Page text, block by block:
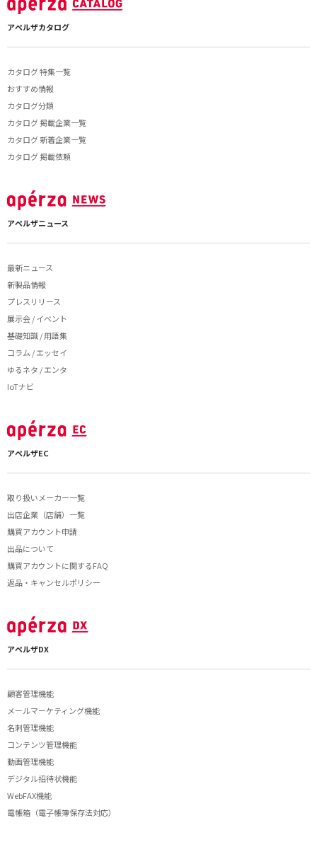
アペルザカタログ
カタログ 特集一覧
おすすめ情報
カタログ分類
カタログ 掲載企業一覧
カタログ 新着企業一覧
カタログ 掲載依頼
アペルザニュース
最新ニュース
新製品情報
プレスリリース
展示会 / イベント
基礎知識 / 用語集
コラム / エッセイ
ゆるネタ / エンタ
IoTナビ
アペルザEC
取り扱いメーカー一覧
出店企業（店舗）一覧
購買アカウント申請
出品について
購買アカウントに関するFAQ
返品・キャンセルポリシー
アペルザDX
顧客管理機能
メールマーケティング機能
名刺管理機能
コンテンツ管理機能
動画管理機能
デジタル招待状機能
WebFAX機能
電帳箱（電子帳簿保存法対応）